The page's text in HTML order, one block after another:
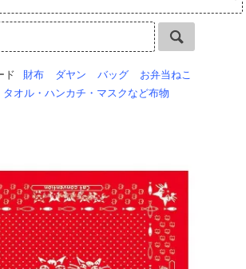
ド 財布 ダヤン バッグ
お弁当ねこ
タオル・ハンカチ・マスクなど布物